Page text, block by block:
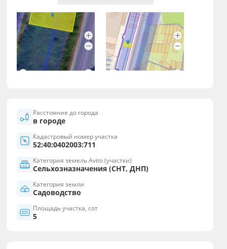
Расстояние до города
в городе
Кадастровый номер участка
52:40:0402003:711
Категория земель Avito (участки)
Сельхозназначения (СНТ, ДНП)
Категория земли
Садоводство
Площадь участка, сот
5